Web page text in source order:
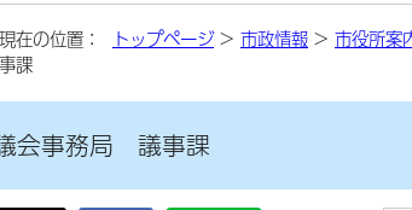
現在の位置： トップページ> 市政情報 > 市役所案
事課
会事務局 議事課